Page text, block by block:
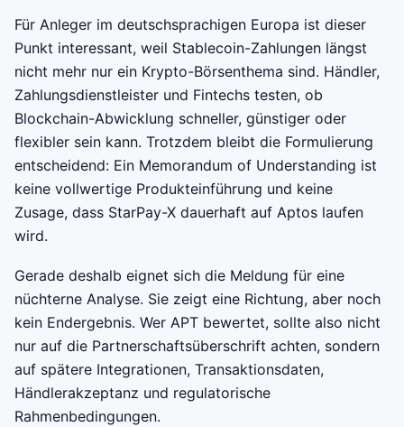
Für Anleger im deutschsprachigen Europa ist dieser
Punkt interessant, weil Stablecoin-Zahlungen längst
nicht mehr nur ein Krypto-Börsenthema sind. Händler,
Zahlungsdienstleister und Fintechs testen, ob
Blockchain-Abwicklung schneller, günstiger oder
flexibler sein kann. Trotzdem bleibt die Formulierung
entscheidend: Ein Memorandum of Understanding ist
keine vollwertige Produkteinführung und keine
Zusage, dass StarPay-X dauerhaft auf Aptos laufen
wird.
Gerade deshalb eignet sich die Meldung für eine
nüchterne Analyse. Sie zeigt eine Richtung, aber noch
kein Endergebnis. Wer APT bewertet, sollte also nicht
nur auf die Partnerschaftsüberschrift achten, sondern
auf spätere Integrationen, Transaktionsdaten,
Händlerakzeptanz und regulatorische
Rahmenbedingungen.